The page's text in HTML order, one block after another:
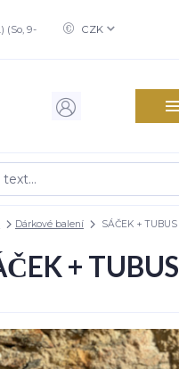
CZK
(So, 9-
Dárkové balení SÁČEK + TUBUS
+ TUBUS